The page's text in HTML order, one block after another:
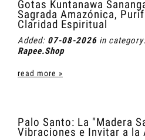
Gotas Kuntanawa
Sagrada Amazónica,
Claridad Espiritual
Added: 07-08-2026 in
Rapee.Shop
read more »
Palo Santo: La "Madera
Vibraciones e Invitar a la